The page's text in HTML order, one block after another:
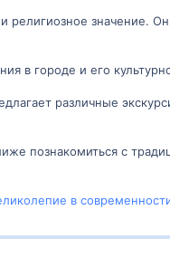
религиозное значение.
в городе и его
различные
познакомиться с
в